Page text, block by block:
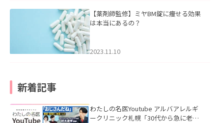
【薬剤師監修】ミヤBM錠に痩せる効果
は本当にあるの？
2023.11.10
新着記事
わたしの名医Youtube アルバアレルギ
ークリニック札幌「30代から急に老け